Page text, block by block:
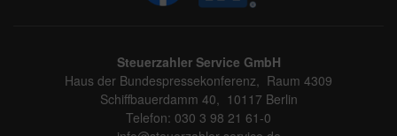
Steuerzahler Service GmbH
Haus der Bundespressekonferenz, Raum 4309
Schiffbauerdamm 40, 10117 Berlin
Telefon: 030 3 98 21 61-0